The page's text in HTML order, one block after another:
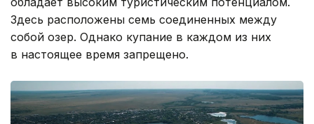
Здесь расположены семь соединенных между
собой озер. Однако купание в каждом из них
в настоящее время запрещено.